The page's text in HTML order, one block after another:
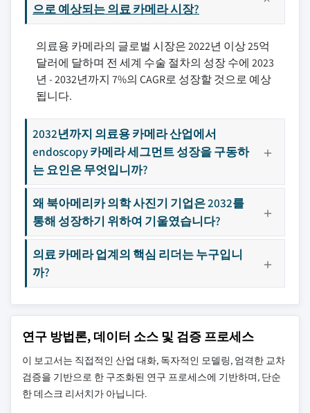
으로 예상되는 의료 카메라 시장?
의료용 카메라의 글로벌 시장은 2022년 이상 25억
달러에 달하며 전 세계 수술 절차의 성장 수에 2023
년 - 2032년까지 7%의 CAGR로 성장할 것으로 예상
됩니다.
2032년까지 의료용 카메라 산업에서
endoscopy 카메라 세그먼트 성장을 구동하
는 요인은 무엇입니까?
왜 북아메리카 의학 사진기 기업은 2032를
통해 성장하기 위하여 기울였습니다?
의료 카메라 업계의 핵심 리더는 누구입니
까?
연구 방법론, 데이터 소스 및 검증 프로세스
이 보고서는 직접적인 산업 대화, 독자적인 모델링, 엄격한 교차
검증을 기반으로 한 구조화된 연구 프로세스에 기반하며, 단순
한 데스크 리서치가 아닙니다.